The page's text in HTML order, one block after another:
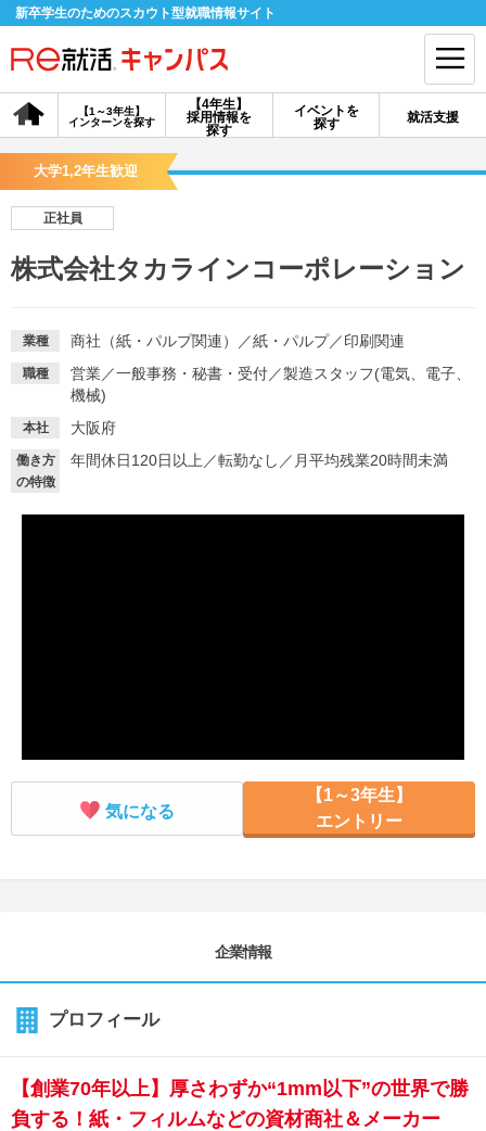
新卒学生のためのスカウト型就職情報サイト
【4年生】
採用情報を
探す
【1～3年生】
インターンを探す
イベントを
探す
就活支援
会員登録 ログイン
探す
イベントを探す
就活ノウハウ・サポート
大学1,2年生歓迎
正社員
株式会社タカラインコーポレーション
業種 商社（紙・パルプ関連） ／紙・パルプ／印刷関連
職種 営業／一般事務・秘書・受付／製造スタッフ(電気、電子、
機械)
本社 大阪府
働き方
の特徴
年間休日120日以上 ／転勤なし ／ 月平均残業20時間未満
気になる
【1～3年生】
エントリー
企業情報
プロフィール
【創業70年以上】厚さわずか“1mm以下”の世界で勝
負する！紙・フィルムなどの資材商社＆メーカー